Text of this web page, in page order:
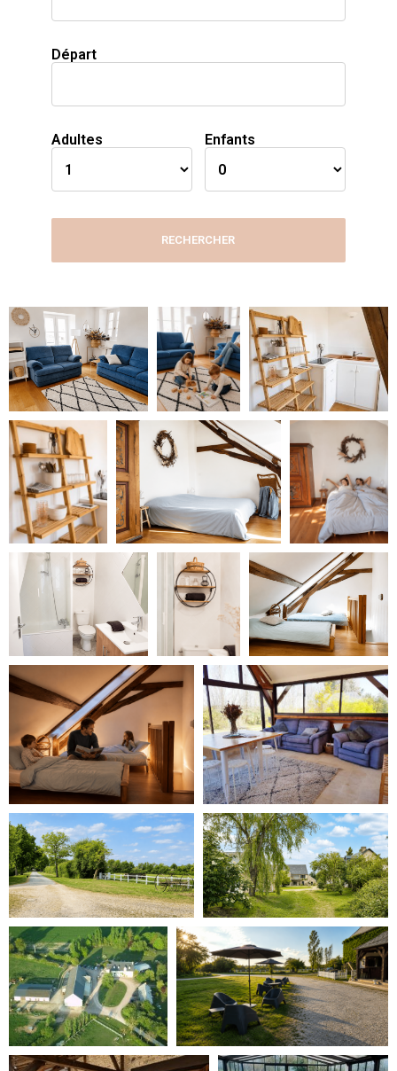
Départ
Adultes Enfants